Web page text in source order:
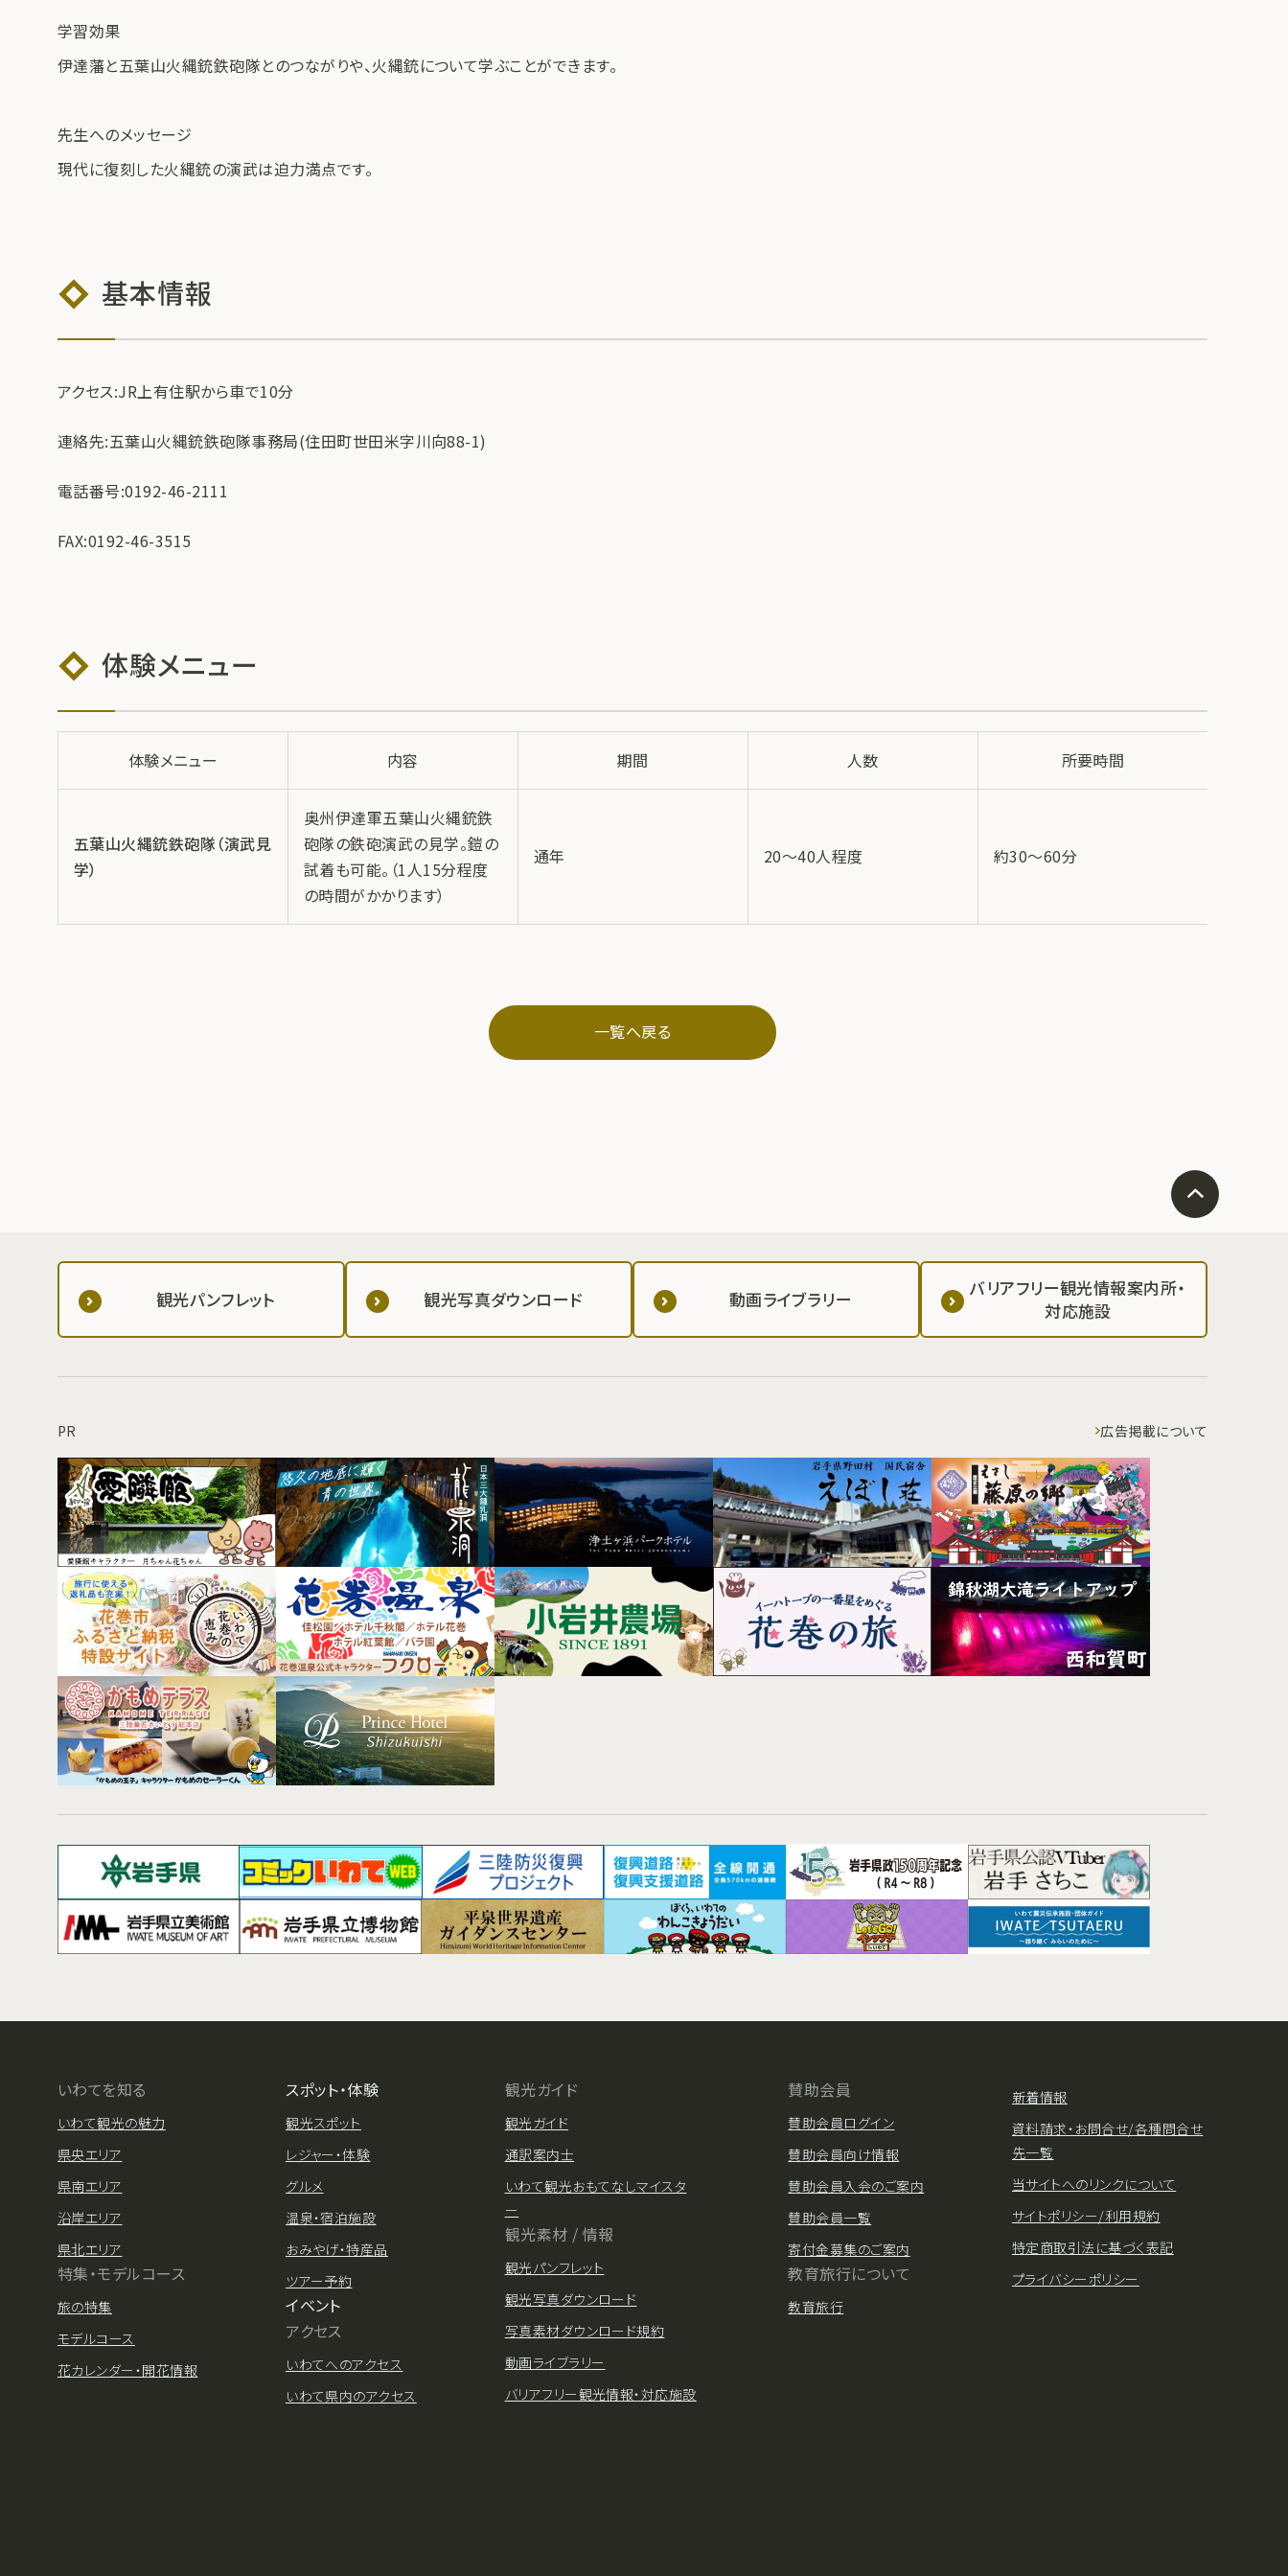
学習効果
伊達藩と五葉山火縄銃鉄砲隊とのつながりや、火縄銃について学ぶことができます。
先生へのメッセージ
現代に復刻した火縄銃の演武は迫力満点です。
基本情報
アクセス:JR上有住駅から車で10分
連絡先:五葉山火縄銃鉄砲隊事務局(住田町世田米字川向88-1)
電話番号:0192-46-2111
FAX:0192-46-3515
体験メニュー
体験メニュー 内容 期間 人数 所要時間
五葉山火縄銃鉄砲隊（演武見
学）
奥州伊達軍五葉山火縄銃鉄
砲隊の鉄砲演武の見学。鎧の
試着も可能。（1人15分程度
の時間がかかります）
通年 20～40人程度 約30～60分
一覧へ戻る
観光パンフレット 観光写真ダウンロード 動画ライブラリー
バリアフリー観光情報案内所・
対応施設
PR 広告掲載について
いわてを知る
いわて観光の魅力
県央エリア
県南エリア
沿岸エリア
県北エリア
特集・モデルコース
旅の特集
モデルコース
花カレンダー・開花情報
スポット・体験
観光スポット
レジャー・体験
グルメ
温泉・宿泊施設
おみやげ・特産品
ツアー予約
イベント
アクセス
いわてへのアクセス
いわて県内のアクセス
観光ガイド
観光ガイド
通訳案内士
いわて観光おもてなしマイスタ
ー
観光素材 / 情報
観光パンフレット
観光写真ダウンロード
写真素材ダウンロード規約
動画ライブラリー
バリアフリー観光情報・対応施設
賛助会員
賛助会員ログイン
賛助会員向け情報
賛助会員入会のご案内
賛助会員一覧
寄付金募集のご案内
教育旅行について
教育旅行
新着情報
資料請求・お問合せ/各種問合せ
先一覧
当サイトへのリンクについて
サイトポリシー/利用規約
特定商取引法に基づく表記
プライバシーポリシー